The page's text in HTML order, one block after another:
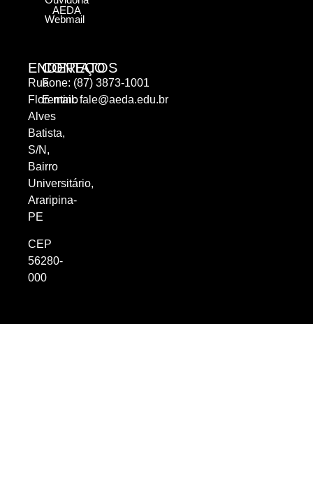
ENDEREÇO
Rua
Florentino
Alves
Batista,
S/N,
Bairro
Universitário,
Araripina-
PE
CEP
56280-
000
CONTATOS
Fone: (87) 3873-1001
E-mail:fale@aeda.edu.br
AEDA
Webmail